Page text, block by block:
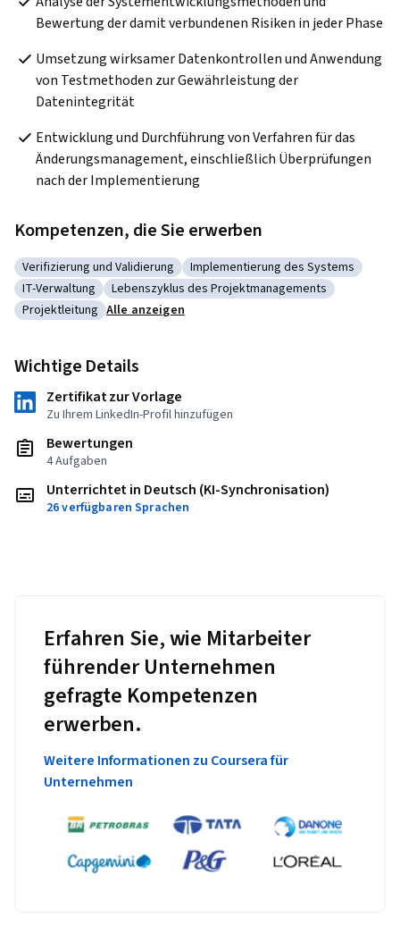
Bewertung der damit verbundenen Risiken in jeder Phase
Umsetzung wirksamer Datenkontrollen und Anwendung
von Testmethoden zur Gewährleistung der
Datenintegrität
Entwicklung und Durchführung von Verfahren für das
Änderungsmanagement, einschließlich Überprüfungen
nach der Implementierung
Kompetenzen, die Sie erwerben
Kategorie: Verifizierung und Validierung
Verifizierung und Validierung Kategorie: Implementierung des
Implementierung des Systems
Kategorie: IT-Verwaltung
IT-Verwaltung Kategorie: Lebenszyklus des
Lebenszyklus des Projektmanagements
Kategorie: Projektleitung
Projektleitung Alle anzeigen
Wichtige Details
Zertifikat zur Vorlage
Zu Ihrem LinkedIn-Profil hinzufügen
Bewertungen
4 Aufgaben
Unterrichtet in Deutsch (KI-Synchronisation)
26 verfügbaren Sprachen
Erfahren Sie, wie Mitarbeiter
führender Unternehmen
gefragte Kompetenzen
erwerben.
Weitere Informationen zu Coursera für
Unternehmen